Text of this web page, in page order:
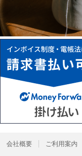
会社概要 ご利用案内